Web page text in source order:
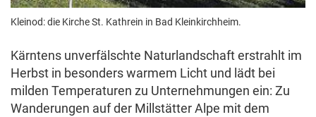
Werbung
Datenschutz & Cookies
Kleinod: die Kirche St. Kath­rein in Bad Klein­kirch­heim.
Kär­ntens unver­fälschte Natur­land­schaft erstrahlt im
Herbst in beson­ders warmem Licht und lädt bei
milden Tempe­ra­turen zu Unter­neh­mungen ein: Zu
Wande­rungen auf der Mill­stä­tter Alpe mit dem